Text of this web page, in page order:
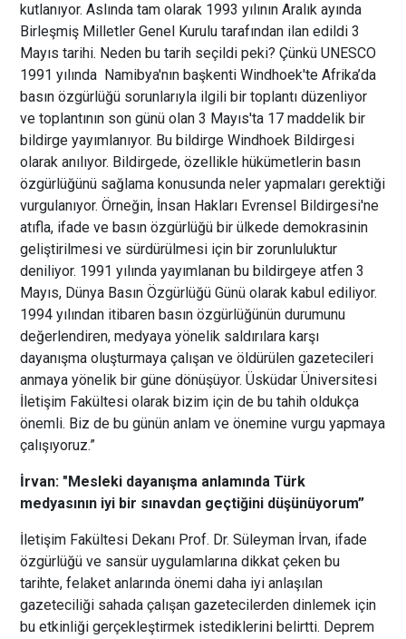
kutlanıyor. Aslında tam olarak 1993 yılının Aralık ayında
Birleşmiş Milletler Genel Kurulu tarafından ilan edildi 3
Mayıs tarihi. Neden bu tarih seçildi peki? Çünkü UNESCO
1991 yılında Namibya'nın başkenti Windhoek'te Afrika’da
basın özgürlüğü sorunlarıyla ilgili bir toplantı düzenliyor
ve toplantının son günü olan 3 Mayıs'ta 17 maddelik bir
bildirge yayımlanıyor. Bu bildirge Windhoek Bildirgesi
olarak anılıyor. Bildirgede, özellikle hükümetlerin basın
özgürlüğünü sağlama konusunda neler yapmaları gerektiği
vurgulanıyor. Örneğin, İnsan Hakları Evrensel Bildirgesi'ne
atıfla, ifade ve basın özgürlüğü bir ülkede demokrasinin
geliştirilmesi ve sürdürülmesi için bir zorunluluktur
deniliyor. 1991 yılında yayımlanan bu bildirgeye atfen 3
Mayıs, Dünya Basın Özgürlüğü Günü olarak kabul ediliyor.
1994 yılından itibaren basın özgürlüğünün durumunu
değerlendiren, medyaya yönelik saldırılara karşı
dayanışma oluşturmaya çalışan ve öldürülen gazetecileri
anmaya yönelik bir güne dönüşüyor. Üsküdar Üniversitesi
İletişim Fakültesi olarak bizim için de bu tahih oldukça
önemli. Biz de bu günün anlam ve önemine vurgu yapmaya
çalışıyoruz.”
İrvan: "Mesleki dayanışma anlamında Türk
medyasının iyi bir sınavdan geçtiğini düşünüyorum”
İletişim Fakültesi Dekanı Prof. Dr. Süleyman İrvan, ifade
özgürlüğü ve sansür uygulamlarına dikkat çeken bu
tarihte, felaket anlarında önemi daha iyi anlaşılan
gazeteciliği sahada çalışan gazetecilerden dinlemek için
bu etkinliği gerçekleştirmek istediklerini belirtti. Deprem